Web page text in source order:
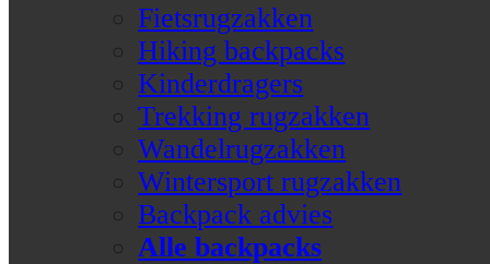
Fietsrugzakken
Hiking backpacks
Kinderdragers
Trekking rugzakken
Wandelrugzakken
Wintersport rugzakken
Backpack advies
Alle backpacks